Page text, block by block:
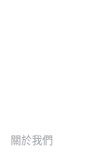
關於我們